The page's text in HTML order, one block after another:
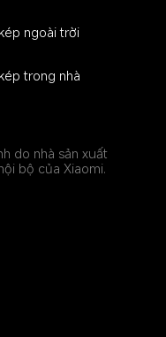
ngoài trời
trong nhà
do nhà sản xuất
bộ của Xiaomi.